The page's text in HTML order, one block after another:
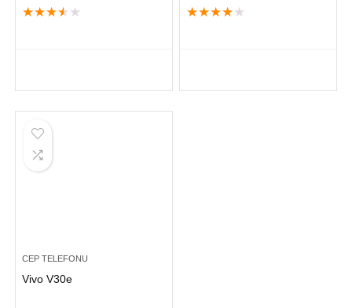
★★★★ ★ ★★★★ ★
CEP TELEFONU
Vivo V30e